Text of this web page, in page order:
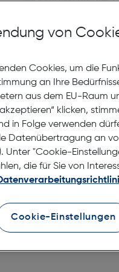
von
Cookies, um die
an Ihre
aus dem EU-Raum
klicken,
in Folge verwenden
Datenübertragung an
Unter "Cookie-
die für Sie von
Cookie-Einstellungen